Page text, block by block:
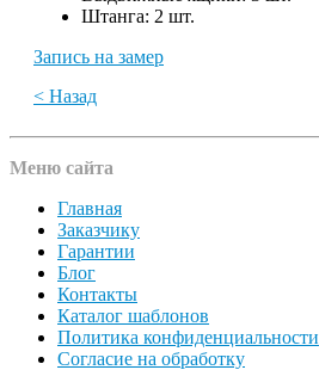
Штанга: 2 шт.
Запись на замер
< Назад
Меню сайта
Главная
Заказчику
Гарантии
Блог
Контакты
Каталог шаблонов
Политика конфиденциальности
Согласие на обработку